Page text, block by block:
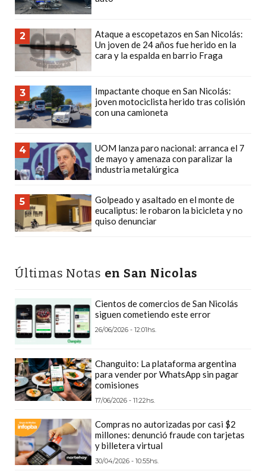
CÓMO
CREAR
TIENDAS
ONLINE
CON
PEDIDOS
POR
TIENDA
ONLINE
GRATIS
EN
ARGENTINA:
CHANGUITO.COM.AR
PLATAFORMAS
VENTA
POR
WHATSAPP
RECIBIR
PEDIDOS
DE
POR
WHATSAPP:
LA
2
Ataque a escopetazos en San Nicolás:
Un joven de 24 años fue herido en la
cara y la espalda en barrio Fraga
3
Impactante choque en San Nicolás:
joven motociclista herido tras colisión
con una camioneta
4
UOM lanza paro nacional: arranca el 7
de mayo y amenaza con paralizar la
industria metalúrgica
5
Golpeado y asaltado en el monte de
eucaliptus: le robaron la bicicleta y no
quiso denunciar
Últimas Notas en San Nicolas
Cientos de comercios de San Nicolás
siguen cometiendo este error
26/06/2026 - 12:01hs.
Changuito: La plataforma argentina
para vender por WhatsApp sin pagar
comisiones
17/06/2026 - 11:22hs.
Compras no autorizadas por casi $2
millones: denunció fraude con tarjetas
y billetera virtual
30/04/2026 - 10:55hs.